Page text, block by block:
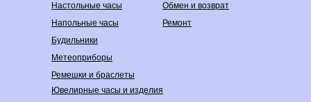
Настольные часы
Напольные часы
Будильники
Метеоприборы
Ремешки и браслеты
Ювелирные часы и изделия
Обмен и возврат
Ремонт